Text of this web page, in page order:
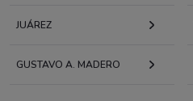
JUÁREZ
GUSTAVO A. MADERO